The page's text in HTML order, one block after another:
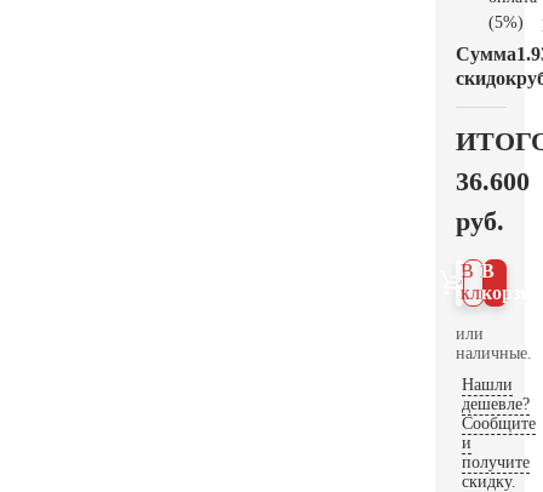
(5%)
Сумма
скидок
36.600
руб.
В
В 1
клик
или
наличные.
Нашли
дешевле?
Сообщите
и
получите
скидку.